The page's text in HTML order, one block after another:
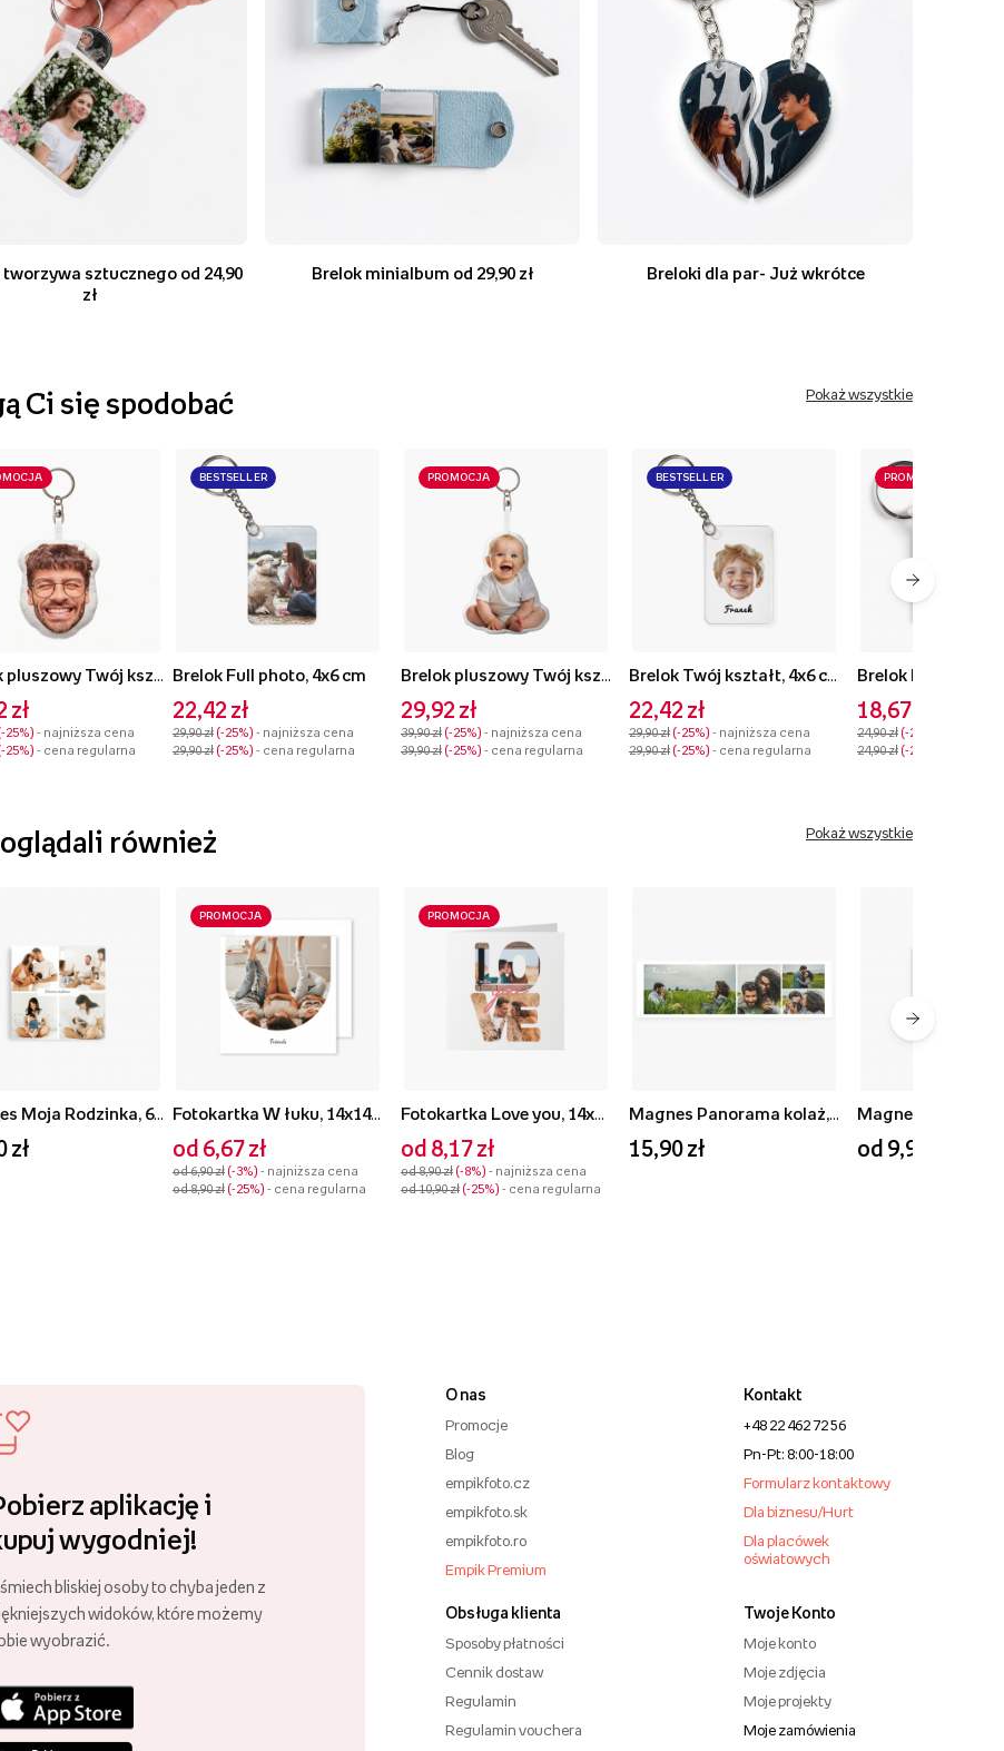
tworzywa sztucznego od 24,90
zł
Brelok minialbum od 29,90 zł Breloki dla par- Już wkrótce
Ci się spodobać Pokaż wszystkie
zł
-25% - najniższa cena
-25% - cena regularna
BESTSELLER
Brelok Full photo, 4x6 cm
22,42 zł
29,90 zł -25% - najniższa cena
29,90 zł -25% - cena regularna
PROMOCJA
29,92 zł
39,90 zł -25% - najniższa cena
39,90 zł -25% - cena regularna
BESTSELLER
22,42 zł
29,90 zł -25% - najniższa cena
29,90 zł -25% - cena regularna
PROMOCJA
18,67 zł
24,90 zł -25%
24,90 zł -25%
również Pokaż wszystkie
Magnes Moja Rodzinka, 6x6 cm
zł
PROMOCJA
Fotokartka W łuku, 14x14 cm
od 6,67 zł
od 6,90 zł -3% - najniższa cena
od 8,90 zł -25% - cena regularna
PROMOCJA
od 8,17 zł
od 8,90 zł -8% - najniższa cena
od 10,90 zł -25% - cena regularna
15,90 zł od 9,90 zł
aplikację i
wygodniej!
bliskiej osoby to chyba jeden z
widoków, które możemy
wyobrazić.
O nas
Promocje
Blog
empikfoto.cz
empikfoto.sk
empikfoto.ro
Empik Premium
Obsługa klienta
Sposoby płatności
Cennik dostaw
Regulamin
Regulamin vouchera
Kontakt
+48 22 462 72 56
Pn-Pt: 8:00-18:00
Formularz kontaktowy
Dla biznesu/Hurt
Dla placówek
oświatowych
Twoje Konto
Moje konto
Moje zdjęcia
Moje projekty
Moje zamówienia